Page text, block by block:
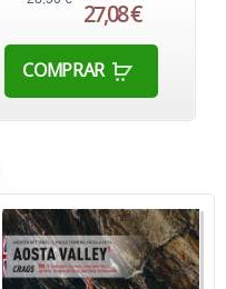
27,08 €
COMPRAR